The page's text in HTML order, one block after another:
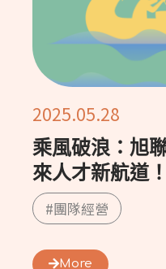
乘風破浪：旭
來人才新航道！
2025.05.28
#團隊經營
More